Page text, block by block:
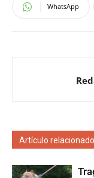
WhatsApp
Artículo